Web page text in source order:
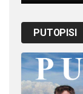
PUTOPISI